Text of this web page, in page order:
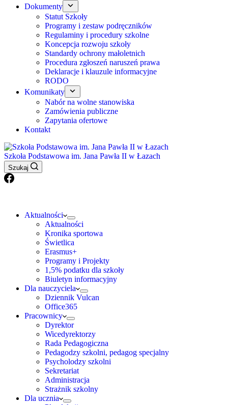
Dokumenty
Statut Szkoły
Programy i zestaw podręczników
Regulaminy i procedury szkolne
Koncepcja rozwoju szkoły
Standardy ochrony małoletnich
Procedura zgłoszeń naruszeń prawa
Deklaracje i klauzule informacyjne
RODO
Komunikaty
Nabór na wolne stanowiska
Zamówienia publiczne
Zapytania ofertowe
Kontakt
Szkoła Podstawowa im. Jana Pawła II w Łazach
Szukaj
Aktualności
Aktualności
Kronika sportowa
Świetlica
Erasmus+
Programy i Projekty
1,5% podatku dla szkoły
Biuletyn informacyjny
Dla nauczyciela
Dziennik Vulcan
Office365
Pracownicy
Dyrektor
Wicedyrektorzy
Rada Pedagogiczna
Pedagodzy szkolni, pedagog specjalny
Psycholodzy szkolni
Sekretariat
Administracja
Strażnik szkolny
Dla ucznia